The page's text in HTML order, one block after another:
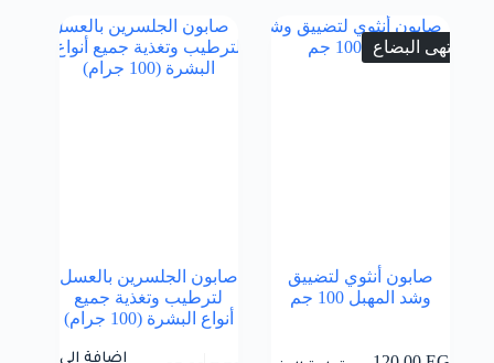
305,00 EGP.
250,00 EGP.
250,00 EGP.
175,00 EGP.
انتهى البضاع
صابون أنثوي لتضييق
وشد المهبل 100 جم
صابون الجلسرين بالعسل
لترطيب وتغذية جميع
أنواع البشرة (100 جرام)
إضافة إلى